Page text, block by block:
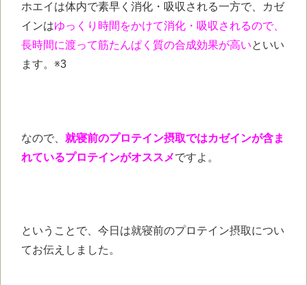
ホエイは体内で素早く消化・吸収される一方で、カゼ
インはゆっくり時間をかけて消化・吸収されるので、
長時間に渡って筋たんぱく質の合成効果が高いといい
ます。※3
なので、 就寝前のプロテイン摂取ではカゼインが含ま
れているプロテインがオススメですよ。
ということで、今日は就寝前のプロテイン摂取につい
てお伝えしました。